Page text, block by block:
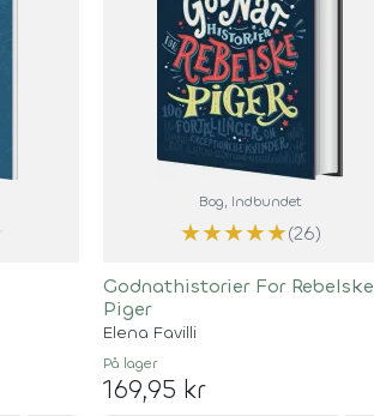
Bog, Indbundet
★★★★★(26)
Godnathistorier For Rebelske
Piger
Elena Favilli
På lager
169,95 kr